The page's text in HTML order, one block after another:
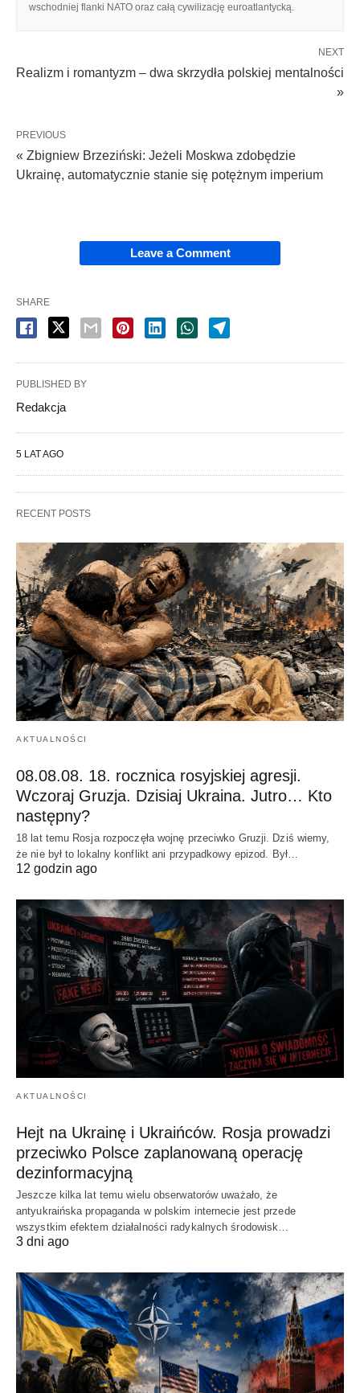
wschodniej flanki NATO oraz całą cywilizację euroatlantycką.
NEXT
Realizm i romantyzm – dwa skrzydła polskiej mentalności
»
PREVIOUS
« Zbigniew Brzeziński: Jeżeli Moskwa zdobędzie
Ukrainę, automatycznie stanie się potężnym imperium
Leave a Comment
SHARE
PUBLISHED BY
Redakcja
5 LAT AGO
RECENT POSTS
AKTUALNOŚCI
08.08.08. 18. rocznica rosyjskiej agresji.
Wczoraj Gruzja. Dzisiaj Ukraina. Jutro… Kto
następny?
18 lat temu Rosja rozpoczęła wojnę przeciwko Gruzji. Dziś wiemy,
że nie był to lokalny konflikt ani przypadkowy epizod. Był…
12 godzin ago
AKTUALNOŚCI
Hejt na Ukrainę i Ukraińców. Rosja prowadzi
przeciwko Polsce zaplanowaną operację
dezinformacyjną
Jeszcze kilka lat temu wielu obserwatorów uważało, że
antyukraińska propaganda w polskim internecie jest przede
wszystkim efektem działalności radykalnych środowisk…
3 dni ago